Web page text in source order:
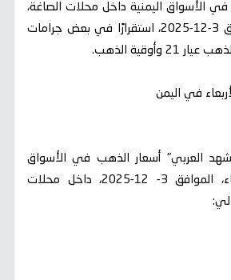
الأسواق اليمنية داخل محلات الصاغة،
اليوم الأربعاء، الموافق 3-12-2025، استقرارًا في بعض جرامات
وأوقية الذهب.
في اليمن
العربي" أسعار الذهب في الأسواق
اليمنية، اليوم الأربعاء، الموافق 3- 12-2025، داخل محلات